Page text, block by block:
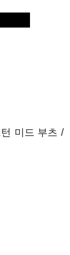
미드 부츠 /